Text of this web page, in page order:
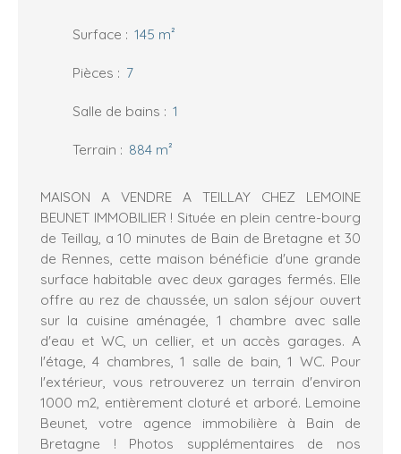
Surface : 145 m²
Pièces : 7
Salle de bains : 1
Terrain : 884 m²
MAISON A VENDRE A TEILLAY CHEZ LEMOINE
BEUNET IMMOBILIER ! Située en plein centre-bourg
de Teillay, a 10 minutes de Bain de Bretagne et 30
de Rennes, cette maison bénéficie d'une grande
surface habitable avec deux garages fermés. Elle
offre au rez de chaussée, un salon séjour ouvert
sur la cuisine aménagée, 1 chambre avec salle
d'eau et WC, un cellier, et un accès garages. A
l'étage, 4 chambres, 1 salle de bain, 1 WC. Pour
l'extérieur, vous retrouverez un terrain d'environ
1000 m2, entièrement cloturé et arboré. Lemoine
Beunet, votre agence immobilière à Bain de
Bretagne ! Photos supplémentaires de nos